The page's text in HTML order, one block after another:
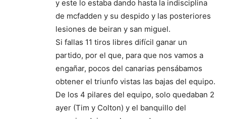
y este lo estaba dando hasta la indisciplina
de mcfadden y su despido y las posteriores
lesiones de beiran y san miguel.
Si fallas 11 tiros libres difícil ganar un
partido, por el que, para que nos vamos a
engañar, pocos del canarias pensábamos
obtener el triunfo vistas las bajas del equipo.
De los 4 pilares del equipo, solo quedaban 2
ayer (Tim y Colton) y el banquillo del